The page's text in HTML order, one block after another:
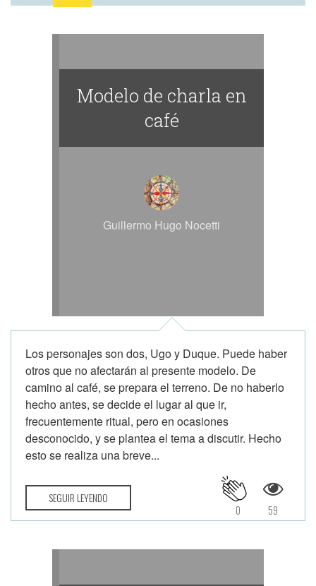
​Modelo de charla en
café
Guillermo Hugo Nocetti
Los personajes son dos, Ugo y Duque. Puede haber
otros que no afectarán al presente modelo. De
camino al café, se prepara el terreno. De no haberlo
hecho antes, se decide el lugar al que ir,
frecuentemente ritual, pero en ocasiones
desconocido, y se plantea el tema a discutir. Hecho
esto se realiza una breve...
SEGUIR LEYENDO
59
0